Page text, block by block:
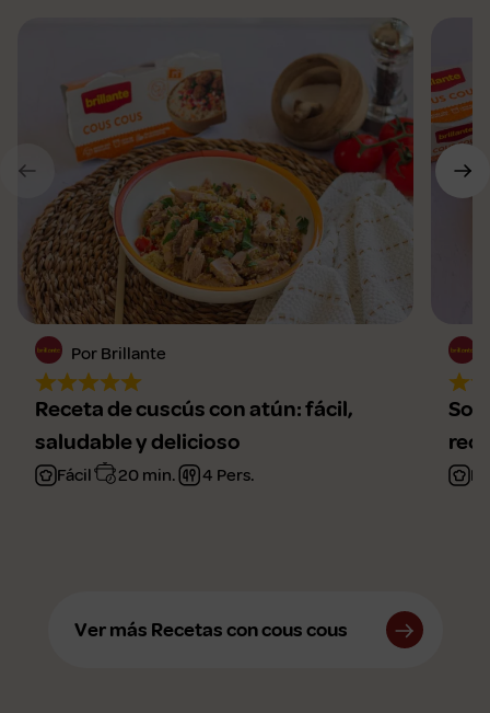
Por Brillante
Receta de cuscús con atún: fácil,
saludable y delicioso
Fácil 20 min. 4 Pers.
Ver más Recetas con cous cous